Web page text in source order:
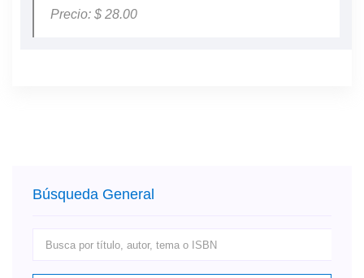
Precio: $ 28.00
Búsqueda General